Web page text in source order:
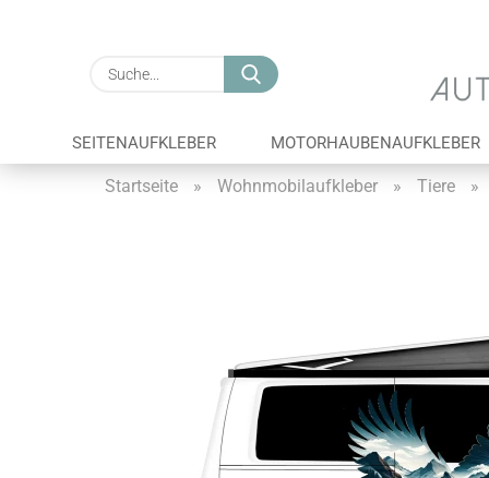
Suche...
SEITENAUFKLEBER MOTORHAUBENAUFKLEBER
Startseite » Wohnmobilaufkleber » Tiere »